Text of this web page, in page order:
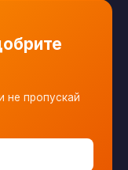
не пропускай